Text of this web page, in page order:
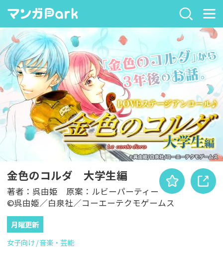
金色のコルダ 大学生編
著者：呉由姫 原案：ルビーパーティー
©呉由姫／白泉社／コーエーテクモゲームス
月曜更新
女子向け 音楽・芸能